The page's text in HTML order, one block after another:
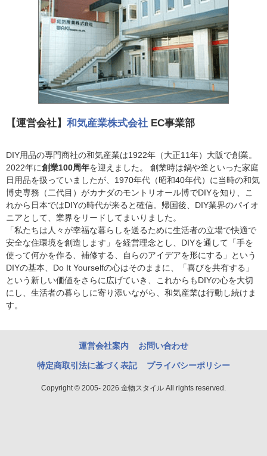
【運営会社】 和気産業株式会社 EC事業部
DIY用品の専門商社の和気産業は1922年（大正11年）大阪で創業。
2022年に創業100周年を迎えました。 創業時は鍋や釜といった家庭
日用品を扱っていましたが、1970年代（昭和40年代）に当時の和気
博史専務（二代目）がカナダのモントリオール博でDIYを知り、こ
れから日本ではDIYの時代が来ると確信。帰国後、DIY業界のパイオ
ニアとして、業界をリードしてまいりました。
「私たちは人々が幸福な暮らしを送るために生活者の立場で快適で
安全な住環境を創造します」を経営理念とし、DIYを通して「手を
使って何かを作る、補修する、自らのアイデアを形にする」という
DIYの基本、Do It Yourselfの心はそのままに、「喜びを共有する」
という新しい価値をさらに広げていき、これからもDIYの心を大切
にし、生活者の暮らしに寄り添いながら、和気産業は行動し続けま
す。
運営会社案内 お問い合わせ
特定商取引法に基づく表記 プライバシーポリシー
Copyright © 2005- 2026 金物スタイル All rights reserved.